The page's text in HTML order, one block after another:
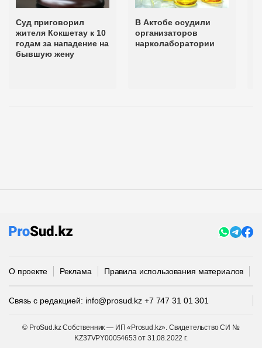
Суд приговорил
жителя Кокшетау к 10
годам за нападение на
бывшую жену
В Актобе осудили
организаторов
нарколаборатории
О проекте Реклама Правила использования материалов
Связь с редакцией: info@prosud.kz +7 747 31 01 301
© ProSud.kz Собственник — ИП «Prosud.kz». Свидетельство СИ №
KZ37VPY00054653 от 31.08.2022 г.